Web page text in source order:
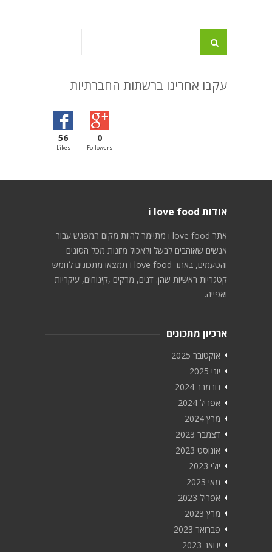
עקבו אחרינו ברשתות החברתיות
56
Likes
0
Followers
אודות i love food
אתר i love food מתיימר להיות מקום המפגש עבור
אנשים שאוהבים לבשל ולאכול מזונות מכל הסוגים
והטעמים, באתר i love food תמצאו מתכונים לחמש
קטגריות ראשיות שהן: דגים, מרקים ,קינוחים, עיקריות
ואפייה.
ארכיון מתכונים
אוקטובר 2025
יוני 2025
נובמבר 2024
אפריל 2024
מרץ 2024
דצמבר 2023
אוגוסט 2023
יולי 2023
מאי 2023
אפריל 2023
מרץ 2023
פברואר 2023
ינואר 2023